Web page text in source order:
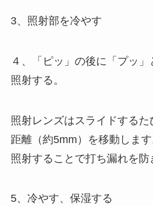
3、照射部を冷やす
４ 、「ピッ」の後に「プッ
照射する。
照射レンズはスライドするた
距離（約5mm）を移動 しま
照射することで打ち漏れを防
5、冷やす、保湿する